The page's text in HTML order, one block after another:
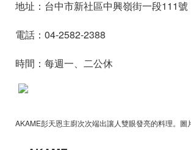
地址：台中市新社區中興嶺街一段111號
電話：04-2582-2388
時間：每週一、二公休
AKAME彭天恩主廚次次端出讓人雙眼發亮的料理。圖